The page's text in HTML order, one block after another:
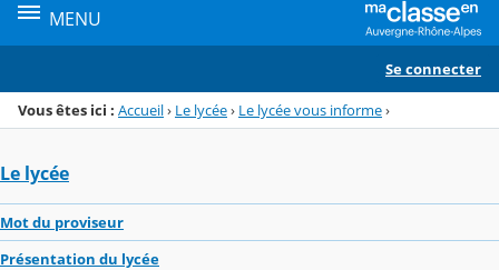
MENU
Se connecter
Vous êtes ici : Accueil› Le lycée› Le lycée vous informe›
Le lycée
Mot du proviseur
Présentation du lycée